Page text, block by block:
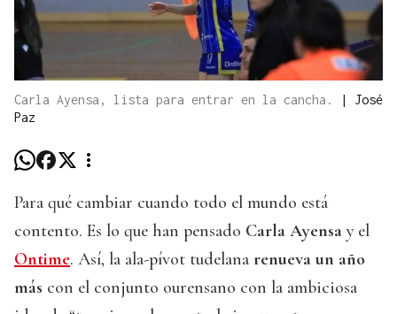
Carla Ayensa, lista para entrar en la cancha. | José
Paz
Para qué cambiar cuando todo el mundo está
contento. Es lo que han pensado Carla Ayensa y el
Ontime. Así, la ala-pívot tudelana renueva un año
más con el conjunto ourensano con la ambiciosa